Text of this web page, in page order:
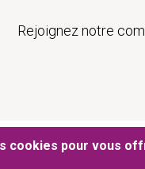
Rejoignez notre
Pied de
Conditions
cookies pour vous